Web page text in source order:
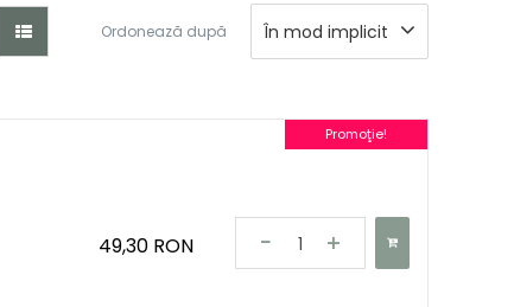
Ordonează după În mod implicit
Promoţie!
49,30 RON